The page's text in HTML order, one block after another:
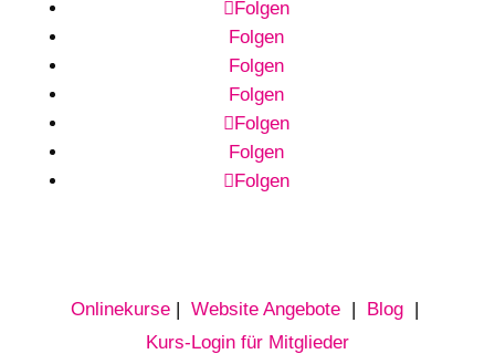
Folgen
Folgen
Folgen
Folgen
Folgen
Folgen
Folgen
Onlinekurse| Website Angebote| Blog|
Kurs-Login für Mitglieder